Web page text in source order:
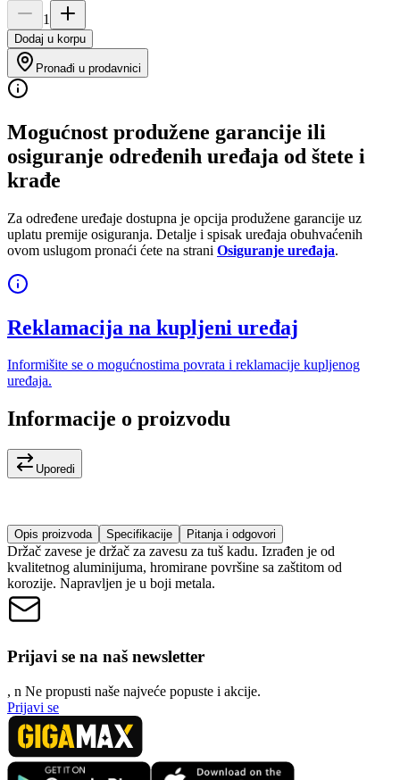
1
Dodaj u korpu
Pronađi u prodavnici
Mogućnost produžene garancije ili
osiguranje određenih uređaja od štete i
krađe
Za određene uređaje dostupna je opcija produžene garancije uz
uplatu premije osiguranja. Detalje i spisak uređaja obuhvaćenih
ovom uslugom pronaći ćete na strani Osiguranje uređaja.
Reklamacija na kupljeni uređaj
Informišite se o mogućnostima povrata i reklamacije kupljenog
uređaja.
Informacije o proizvodu
Uporedi
Opis proizvoda Specifikacije Pitanja i odgovori
Držač zavese je držač za zavesu za tuš kadu. Izrađen je od
kvalitetnog aluminijuma, hromirane površine sa zaštitom od
korozije. Napravljen je u boji metala.
Prijavi se na naš newsletter
, n Ne propusti naše najveće popuste i akcije.
Prijavi se